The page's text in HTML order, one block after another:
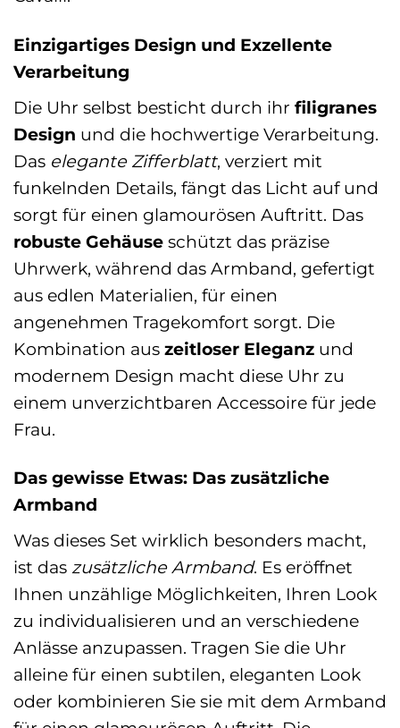
Einzigartiges Design und Exzellente
Verarbeitung
Die Uhr selbst besticht durch ihr filigranes
Design und die hochwertige Verarbeitung.
Das elegante Zifferblatt, verziert mit
funkelnden Details, fängt das Licht auf und
sorgt für einen glamourösen Auftritt. Das
robuste Gehäuse schützt das präzise
Uhrwerk, während das Armband, gefertigt
aus edlen Materialien, für einen
angenehmen Tragekomfort sorgt. Die
Kombination aus zeitloser Eleganz und
modernem Design macht diese Uhr zu
einem unverzichtbaren Accessoire für jede
Frau.
Das gewisse Etwas: Das zusätzliche
Armband
Was dieses Set wirklich besonders macht,
ist das zusätzliche Armband. Es eröffnet
Ihnen unzählige Möglichkeiten, Ihren Look
zu individualisieren und an verschiedene
Anlässe anzupassen. Tragen Sie die Uhr
alleine für einen subtilen, eleganten Look
oder kombinieren Sie sie mit dem Armband